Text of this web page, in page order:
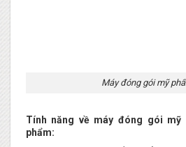
Máy đóng gói mỹ
Tính năng về máy đóng gói
phẩm: